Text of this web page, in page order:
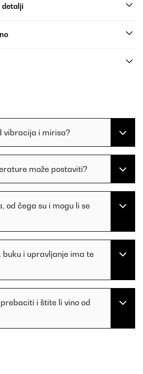
detalji
vibracija i mirisa?
može postaviti?
od čega su i mogu li se
buku i upravljanje ima te
i štite li vino od